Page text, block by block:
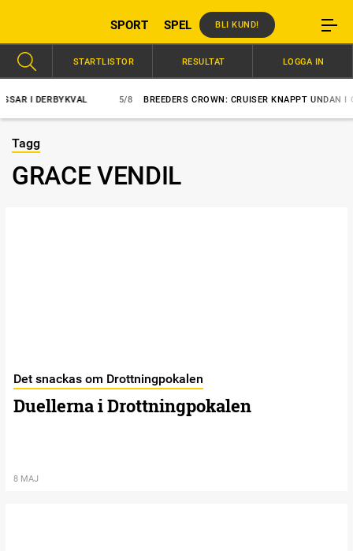
SPORT SPEL BLI KUND!
I DERBYKVAL 5/8 BREEDERS CROWN: CRUISER KNAPPT UNDAN I
STARTLISTOR RESULTAT LOGGA IN
Tagg
GRACE VENDIL
Det snackas om Drottningpokalen
Duellerna i Drottningpokalen
8 MAJ